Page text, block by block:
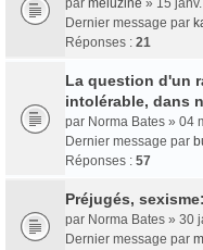
par meluzine » 15
Dernier message par
Réponses : 21
La question d'un
intolérable, dans
par Norma Bates » 04
Dernier message par
Réponses : 57
Préjugés,
par Norma Bates » 30
Dernier message par